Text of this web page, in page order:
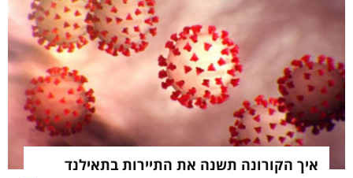
איך הקורונה תשנה את התיירות בתאילנד